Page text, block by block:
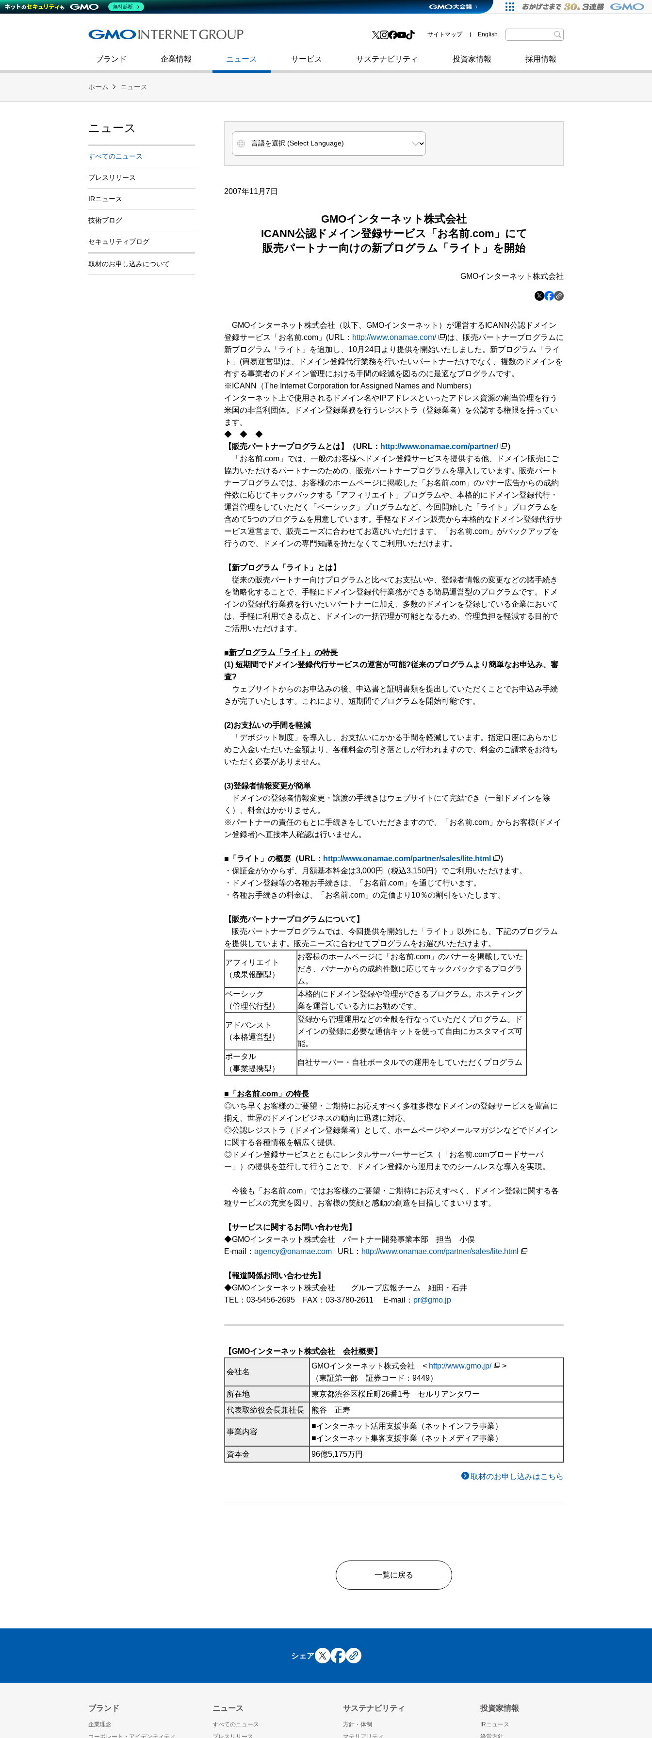
ブランド
企業情報
会社概要
社史
渋谷フクラス入館方法
ニュース
技術ブログ 取材のお申し込みについて
サービス
インターネットセキュリティ事業 その他
サステナビリティ
コミュニケーション
ダイバーシティ＆インクルージョン
SDGsへの取り組み
政府・自治体からの認定
投資家情報
熊谷正寿が語るグループ成長戦略・
財務・業績
よくあるご質問 格付・社債情報
採用情報
第二新卒採用 サイトマップ English
ホーム ニュース
2007年11月7日
GMOインターネット株式会社
ICANN公認ドメイン登録サービス「お名前.com 」にて
販売パートナー向けの新プログラム「ライト」を開始
GMOインターネット株式会社
GMOインターネット株式会社（以下、GMOインターネット）が運営するICANN公認ドメイン
登録サービス「お名前.com」(URL： http://www.onamae.com/ )は、販売パートナープログラムに
新プログラム「ライト」を追加し、10月24日より提供を開始いたしました。新プログラム「ライ
ト」(簡易運営型)は、ドメイン登録代行業務を行いたいパートナーだけでなく、複数のドメインを
有する事業者のドメイン管理における手間の軽減を図るのに最適なプログラムです。
※ICANN（The Internet Corporation for Assigned Names and Numbers）
インターネット上で使用されるドメイン名やIPアドレスといったアドレス資源の割当管理を行う
米国の非営利団体。ドメイン登録業務を行うレジストラ（登録業者）を公認する権限を持ってい
ます。
◆ ◆ ◆
【販売パートナープログラムとは】
（URL ： http://www.onamae.com/partner/
）
「お名前.com」では、一般のお客様へドメイン登録サービスを提供する他、ドメイン販売にご
協力いただけるパートナーのための、販売パートナープログラムを導入しています。販売パート
ナープログラムでは、お客様のホームページに掲載した「お名前.com」のバナー広告からの成約
件数に応じてキックバックする「アフィリエイト」プログラムや、本格的にドメイン登録代行・
運営管理をしていただく「ベーシック」プログラムなど、今回開始した「ライト」プログラムを
含めて5つのプログラムを用意しています。手軽なドメイン販売から本格的なドメイン登録代行サ
ービス運営まで、販売ニーズに合わせてお選びいただけます。「お名前.com」がバックアップを
行うので、ドメインの専門知識を持たなくてご利用いただけます。
【新プログラム「ライト」とは 】
従来の販売パートナー向けプログラムと比べてお支払いや、登録者情報の変更などの諸手続き
を簡略化することで、手軽にドメイン登録代行業務ができる簡易運営型のプログラムです。ドメ
インの登録代行業務を行いたいパートナーに加え、多数のドメインを登録している企業において
は、手軽に利用できる点と、ドメインの一括管理が可能となるため、管理負担を軽減する目的で
ご活用いただけます。
■新プログラム「ライト」の特長
(1) 短期間でドメイン登録代行サービスの運営が可能?従来のプログラムより簡単なお申込み、審
査?
ウェブサイトからのお申込みの後、申込書と証明書類を提出していただくことでお申込み手続
きが完了いたします。これにより、短期間でプログラムを開始可能です。
(2)お支払いの手間を軽減
「デポジット制度」を導入し、お支払いにかかる手間を軽減しています。指定口座にあらかじ
めご入金いただいた金額より、各種料金の引き落としが行われますので、料金のご請求をお待ち
いただく必要がありません。
(3)登録者情報変更が簡単
ドメインの登録者情報変更・譲渡の手続きはウェブサイトにて完結でき（一部ドメインを除
く）、料金はかかりません。
※パートナーの責任のもとに手続きをしていただきますので、「お名前.com」からお客様(ドメイ
ン登録者)へ直接本人確認は行いません。
■「ライト」の概要 （URL ： http://www.onamae.com/partner/sales/lite.html
）
・保証金がかからず、月額基本料金は3,000円（税込3,150円）でご利用いただけます。
・ドメイン登録等の各種お手続きは、「お名前.com」を通じて行います。
・各種お手続きの料金は、「お名前.com」の定価より10％の割引をいたします。
【販売パートナープログラムについて】
販売パートナープログラムでは、今回提供を開始した「ライト」以外にも、下記のプログラム
を提供しています。販売ニーズに合わせてプログラムをお選びいただけます。
アフィリエイト
（成果報酬型）
お客様のホームページに「お名前.com」のバナーを掲載していた
だき、バナーからの成約件数に応じてキックバックするプログラ
ム。
ベーシック
（管理代行型）
本格的にドメイン登録や管理ができるプログラム。ホスティング
業を運営している方にお勧めです。
アドバンスト
（本格運営型）
登録から管理運用などの全般を行なっていただくプログラム。ド
メインの登録に必要な通信キットを使って自由にカスタマイズ可
能。
ポータル
（事業提携型）
自社サーバー・自社ポータルでの運用をしていただくプログラム
■「お名前.com 」の特長
◎いち早くお客様のご要望・ご期待にお応えすべく多種多様なドメインの登録サービスを豊富に
揃え、世界のドメインビジネスの動向に迅速に対応。
◎公認レジストラ（ドメイン登録業者）として、ホームページやメールマガジンなどでドメイン
に関する各種情報を幅広く提供。
◎ドメイン登録サービスとともにレンタルサーバーサービス（「お名前.comブロードサーバ
ー」）の提供を並行して行うことで、ドメイン登録から運用までのシームレスな導入を実現。
今後も「お名前.com」ではお客様のご要望・ご期待にお応えすべく、ドメイン登録に関する各
種サービスの充実を図り、お客様の笑顔と感動の創造を目指してまいります。
【サービスに関するお問い合わせ先】
◆GMOインターネット株式会社 パートナー開発事業本部 担当 小俣
E-mail： agency@onamae.com URL ： http://www.onamae.com/partner/sales/lite.html
【報道関係お問い合わせ先】
◆GMOインターネット株式会社 グループ広報チーム 細田・石井
TEL：03-5456-2695 FAX：03-3780-2611 E-mail： pr@gmo.jp
【GMOインターネット株式会社 会社概要】
会社名
GMOインターネット株式会社 < http://www.gmo.jp/
>
（東証第一部 証券コード：9449）
所在地
東京都渋谷区桜丘町26番1号 セルリアンタワー
代表取締役会長兼社長
熊谷 正寿
事業内容
■インターネット活用支援事業（ネットインフラ事業）
■インターネット集客支援事業（ネットメディア事業）
資本金
96億5,175万円
取材のお申し込みはこちら
一覧に戻る
ニュース
すべてのニュース
プレスリリース
IRニュース
技術ブログ
セキュリティブログ
取材のお申し込みについて
シェア
ブランド
企業理念
コーポレート・アイデンティティ
ニュース
すべてのニュース
プレスリリース
サステナビリティ
方針・体制
マテリアリティ
投資家情報
IRニュース
経営方針
無料診断